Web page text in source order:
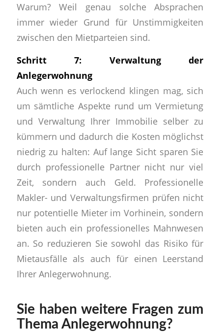
Warum? Weil genau solche Absprachen
immer wieder Grund für Unstimmigkeiten
zwischen den Mietparteien sind.
Schritt 7: Verwaltung der
Anlegerwohnung
Auch wenn es verlockend klingen mag, sich
um sämtliche Aspekte rund um Vermietung
und Verwaltung Ihrer Immobilie selber zu
kümmern und dadurch die Kosten möglichst
niedrig zu halten: Auf lange Sicht sparen Sie
durch professionelle Partner nicht nur viel
Zeit, sondern auch Geld. Professionelle
Makler- und Verwaltungsfirmen prüfen nicht
nur potentielle Mieter im Vorhinein, sondern
bieten auch ein professionelles Mahnwesen
an. So reduzieren Sie sowohl das Risiko für
Mietausfälle als auch für einen Leerstand
Ihrer Anlegerwohnung.
Sie haben weitere Fragen zum
Thema Anlegerwohnung?